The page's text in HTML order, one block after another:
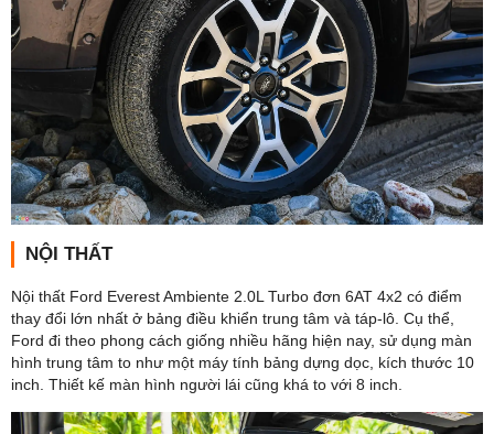
NỘI THẤT
Nội thất Ford Everest Ambiente 2.0L Turbo đơn 6AT 4x2 có điểm
thay đổi lớn nhất ở bảng điều khiển trung tâm và táp-lô. Cụ thể,
Ford đi theo phong cách giống nhiều hãng hiện nay, sử dụng màn
hình trung tâm to như một máy tính bảng dựng dọc, kích thước 10
inch. Thiết kế màn hình người lái cũng khá to với 8 inch.